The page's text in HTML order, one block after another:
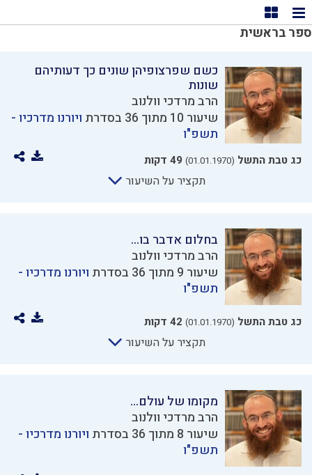
תצוגת רשימה
תצוגת קוביות
ספר בראשית
כשם שפרצופיהן שונים כך דעותיהם
שונות
הרב מרדכי וולנוב
שיעור 10 מתוך 36 בסדרת
ויורנו מדרכיו -
תשפ"ו
כג טבת התשל (01.01.1970) 49 דקות
תקציר על השיעור
בחלום אדבר בו...
הרב מרדכי וולנוב
שיעור 9 מתוך 36 בסדרת
ויורנו מדרכיו -
תשפ"ו
כג טבת התשל (01.01.1970) 42 דקות
תקציר על השיעור
מקומו של עולם...
הרב מרדכי וולנוב
שיעור 8 מתוך 36 בסדרת
ויורנו מדרכיו -
תשפ"ו